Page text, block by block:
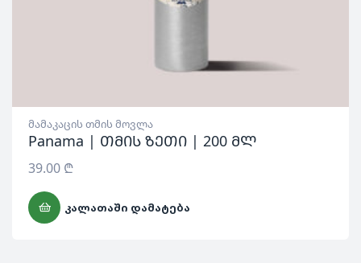
მამაკაცის თმის მოვლა
Panama | თმის ზეთი | 200 მლ
39.00 ₾
ᲙᲐᲚᲐᲗᲐᲨᲘ ᲓᲐᲛᲐᲢᲔᲑᲐ